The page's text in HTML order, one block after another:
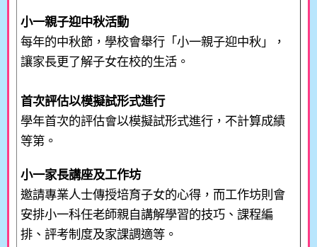
小一親子迎中秋活動
每年的中秋節，學校會舉行「小一親子迎中秋」，
讓家長更了解子女在校的生活。
首次評估以模擬試形式進行
學年首次的評估會以模擬試形式進行，不計算成績
等第。
小一家長講座及工作坊
邀請專業人士傳授培育子女的心得，而工作坊則會
安排小一科任老師親自講解學習的技巧、課程編
排、評考制度及家課調適等。